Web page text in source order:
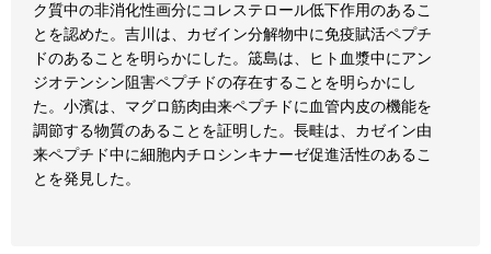
ク質中の非消化性画分にコレステロール低下作用のあるこ
とを認めた。吉川は、カゼイン分解物中に免疫賦活ペプチ
ドのあることを明らかにした。筬島は、ヒト血漿中にアン
ジオテンシン阻害ペプチドの存在することを明らかにし
た。小濱は、マグロ筋肉由来ペプチドに血管内皮の機能を
調節する物質のあることを証明した。長畦は、カゼイン由
来ペプチド中に細胞内チロシンキナーゼ促進活性のあるこ
とを発見した。